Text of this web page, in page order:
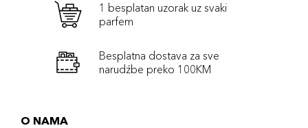
1 besplatan uzorak uz svaki
parfem
Besplatna dostava za sve
narudźbe preko 100KM
O NAMA